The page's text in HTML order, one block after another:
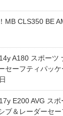
MB CLS350 BE
A180 スポーツ
セーフティパッ
E200 AVG ス
ブ＆レーダーセ